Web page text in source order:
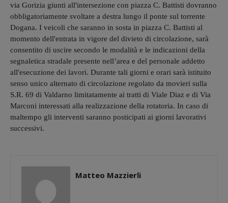
via Gorizia giunti all'intersezione con piazza C. Battisti dovranno
obbligatoriamente svoltare a destra lungo il ponte sul torrente
Dogana. I veicoli che saranno in sosta in piazza C. Battisti al
momento dell'entrata in vigore del divieto di circolazione, sarà
consentito di uscire secondo le modalità e le indicazioni della
segnaletica stradale presente nell’area e del personale addetto
all'esecuzione dei lavori. Durante tali giorni e orari sarà istituito
senso unico alternato di circolazione regolato da movieri sulla
S.R. 69 di Valdarno limitatamente ai tratti di Viale Diaz e di Via
Marconi interessati alla realizzazione della rotatoria. In caso di
maltempo gli interventi saranno posticipati ai giorni lavorativi
successivi.
Matteo Mazzierli